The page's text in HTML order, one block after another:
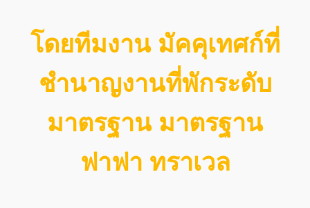
โดยทีมงาน มัคคุเทศก์ที่
ชำนาญงานที่พักระดับ
มาตรฐาน มาตรฐาน
ฟาฟา ทราเวล